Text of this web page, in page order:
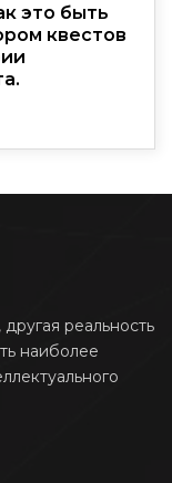
это быть
квестов
реальность
наиболее